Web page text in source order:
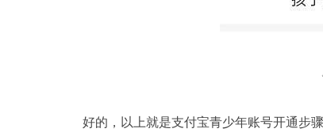
好的，以上就是支付宝青少年账号开通步骤